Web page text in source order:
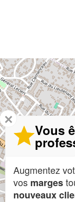
✕
Vous
Augmentez
vos marges
nouveaux